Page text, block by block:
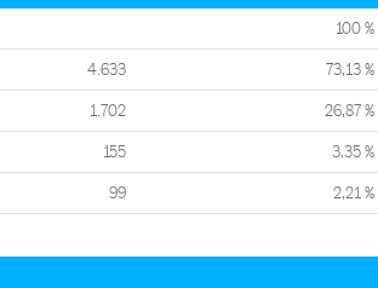
100 %
4.633 73,13 %
1.702 26,87 %
155 3,35 %
99 2,21 %